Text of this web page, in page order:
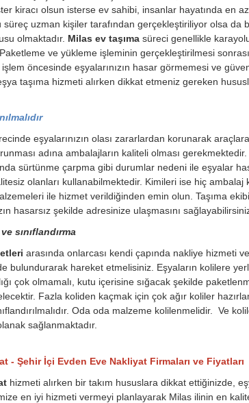
kiracı olsun isterse ev sahibi, insanlar hayatında en
uzman kişiler tarafından gerçekleştiriliyor olsa da
olmaktadır. Milas ev taşımasüreci genellikle
ve yükleme işleminin gerçekleştirilmesi
öncesinde eşyalarınızın hasar görmemesi ve
taşıma hizmeti alırken dikkat etmeniz gereken
eşyalarınızın olası zararlardan korunarak
adına ambalajların kaliteli olması
sürtünme çarpma gibi durumlar nedeni ile eşyalar
olanları kullanabilmektedir. Kimileri ise hiç ambalaj
ile hizmet verildiğinden emin olun. Taşıma
hasarsız şekilde adresinize ulaşmasını
sınıflandırma
arasında onlarcası kendi çapında nakliye hizmeti
bulundurarak hareket etmelisiniz. Eşyaların kolilere
çok olmamalı, kutu içerisine sığacak şekilde
Fazla koliden kaçmak için çok ağır koliler
Oda oda malzeme kolilenmelidir. Ve
sağlanmaktadır.
- Şehir İçi Evden Eve Nakliyat Firmaları ve Fiyatları
hizmeti alırken bir takım hususlara dikkat ettiğinizde,
en iyi hizmeti vermeyi planlayarak Milas ilinin en